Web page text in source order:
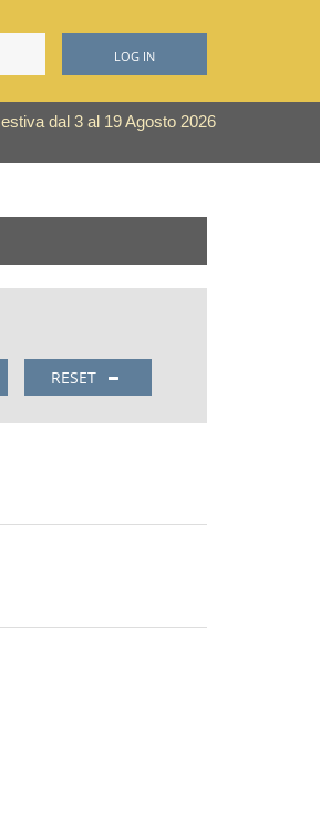
LOG IN
dal 3 al 19 Agosto 2026
RESET